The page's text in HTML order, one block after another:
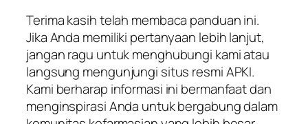
Terima kasih telah membaca panduan ini.
Jika Anda memiliki pertanyaan lebih lanjut,
jangan ragu untuk menghubungi kami atau
langsung mengunjungi situs resmi APKI.
Kami berharap informasi ini bermanfaat dan
menginspirasi Anda untuk bergabung dalam